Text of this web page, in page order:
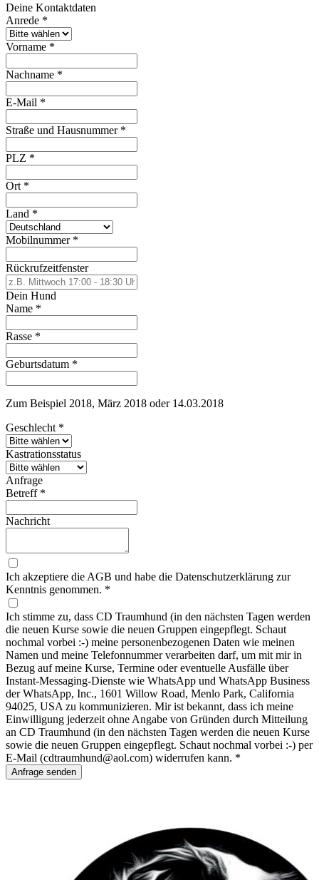
Deine Kontaktdaten
Anrede *
Vorname *
Nachname *
E-Mail *
Straße und Hausnummer *
PLZ *
Ort *
Land *
Mobilnummer *
Rückrufzeitfenster
Dein Hund
Name *
Rasse *
Geburtsdatum *
Zum Beispiel 2018, März 2018 oder 14.03.2018
Geschlecht *
Kastrationsstatus
Anfrage
Betreff *
Nachricht
Ich akzeptiere die AGB und habe die Datenschutzerklärung zur
Kenntnis genommen. *
Ich stimme zu, dass CD Traumhund (in den nächsten Tagen werden
die neuen Kurse sowie die neuen Gruppen eingepflegt. Schaut
nochmal vorbei :-) meine personenbezogenen Daten wie meinen
Namen und meine Telefonnummer verarbeiten darf, um mit mir in
Bezug auf meine Kurse, Termine oder eventuelle Ausfälle über
Instant-Messaging-Dienste wie WhatsApp und WhatsApp Business
der WhatsApp, Inc., 1601 Willow Road, Menlo Park, California
94025, USA zu kommunizieren. Mir ist bekannt, dass ich meine
Einwilligung jederzeit ohne Angabe von Gründen durch Mitteilung
an CD Traumhund (in den nächsten Tagen werden die neuen Kurse
sowie die neuen Gruppen eingepflegt. Schaut nochmal vorbei :-) per
E-Mail (cdtraumhund@aol.com) widerrufen kann. *
Anfrage senden